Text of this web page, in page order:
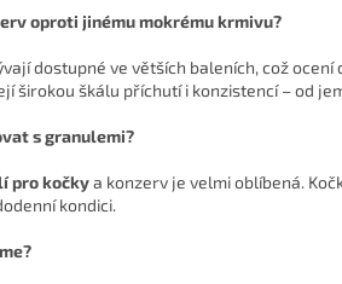
i
oproti jinému mokrému krmivu?
dostupné ve větších baleních, což
širokou škálu příchutí i konzistencí – od
s granulemi?
pro kočkya konzerv je velmi oblíbená.
kondici.